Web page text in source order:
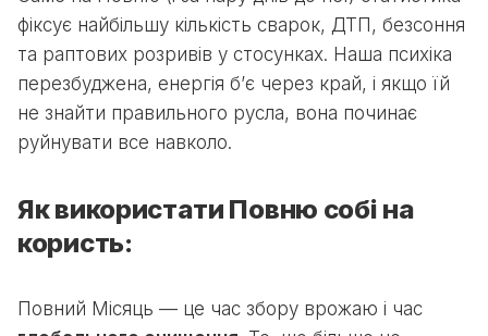
фіксує найбільшу кількість сварок, ДТП, безсоння
та раптових розривів у стосунках. Наша психіка
перезбуджена, енергія б’є через край, і якщо їй
не знайти правильного русла, вона починає
руйнувати все навколо.
Як використати Повню собі на
користь:
Повний Місяць — це час збору врожаю і час